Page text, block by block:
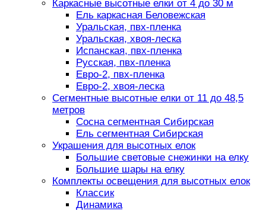
Каркасные высотные елки от 4 до 30 м
Ель каркасная Беловежская
Уральская, пвх-пленка
Уральская, хвоя-леска
Испанская, пвх-пленка
Русская, пвх-пленка
Евро-2, пвх-пленка
Евро-2, хвоя-леска
Сегментные высотные елки от 11 до 48,5
метров
Сосна сегментная Сибирская
Ель сегментная Сибирская
Украшения для высотных елок
Большие световые снежинки на елку
Большие шары на елку
Комплекты освещения для высотных елок
Классик
Динамика